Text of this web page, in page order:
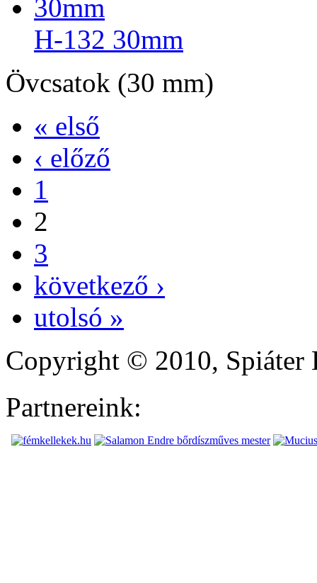
H-132 30mm
Övcsatok (30 mm)
« első
‹ előző
1
2
3
következő ›
utolsó »
Copyright © 2010,
Partnereink: